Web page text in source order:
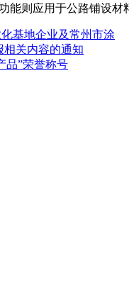
能则应用于公路铺设材
基地企业及常州市涂
相关内容的通知
品”荣誉称号